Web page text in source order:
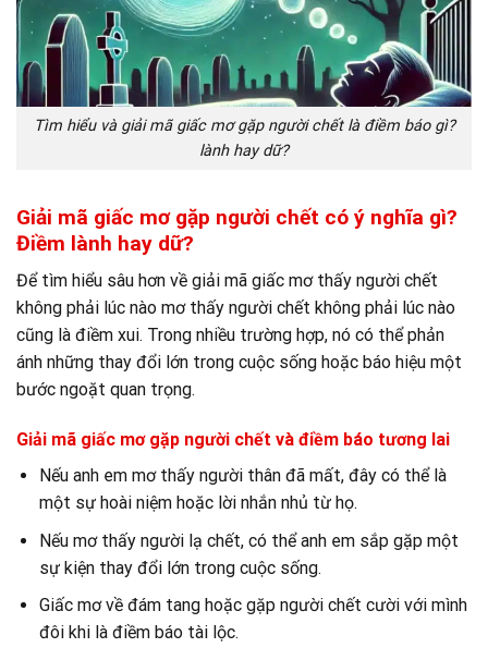
Tìm hiểu và giải mã giấc mơ gặp người chết là điềm báo gì?
lành hay dữ?
Giải mã giấc mơ gặp người chết có ý nghĩa gì?
Điềm lành hay dữ?
Để tìm hiểu sâu hơn về giải mã giấc mơ thấy người chết
không phải lúc nào mơ thấy người chết không phải lúc nào
cũng là điềm xui. Trong nhiều trường hợp, nó có thể phản
ánh những thay đổi lớn trong cuộc sống hoặc báo hiệu một
bước ngoặt quan trọng.
Giải mã giấc mơ gặp người chết và điềm báo tương lai
Nếu anh em mơ thấy người thân đã mất, đây có thể là
một sự hoài niệm hoặc lời nhắn nhủ từ họ.
Nếu mơ thấy người lạ chết, có thể anh em sắp gặp một
sự kiện thay đổi lớn trong cuộc sống.
Giấc mơ về đám tang hoặc gặp người chết cười với mình
đôi khi là điềm báo tài lộc.